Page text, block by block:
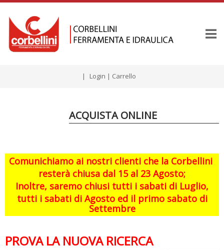
| Login | Carrello
ACQUISTA ONLINE
Comunichiamo ai nostri clienti che la Corbellini
resterà chiusa dal 15 al 23 Agosto;
Inoltre, saremo chiusi tutti i sabati di Luglio,
tutti i sabati di Agosto ed il primo sabato di
Settembre
PROVA LA NUOVA RICERCA